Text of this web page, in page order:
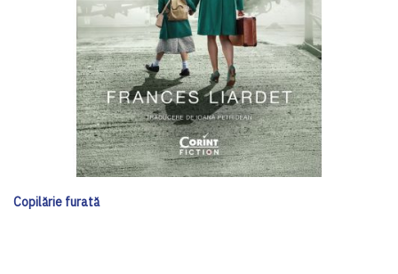
Copilărie furată